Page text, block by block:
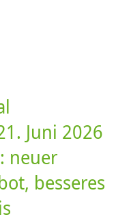
Juni 2026
neuer
besseres